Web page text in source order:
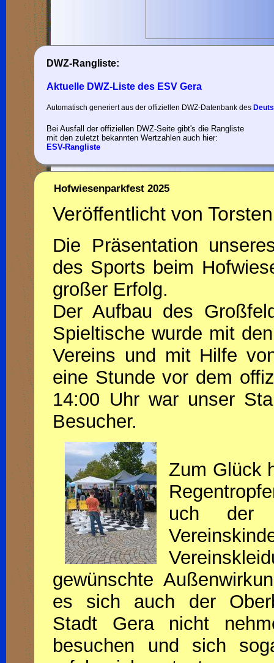
DWZ-Rangliste:
Aktuelle DWZ-Liste des ESV Gera
Automatisch generiert aus der offiziellen DWZ-Datenbank des
Bei Ausfall der offiziellen DWZ-Seite gibt's die Rangliste
mit den zuletzt bekannten Wertzahlen auch hier:
ESV-Rangliste
Hofwiesenparkfest 2025
Veröffentlicht von Torsten
Die Präsentation
des Sports beim
großer Erfolg.
Der Aufbau des
Spieltische wurde mit
Vereins und mit Hilfe
eine Stunde vor dem
14:00 Uhr war unser
Besucher.
Zum Glück
uch der
gewünschte
es sich auch der
Stadt Gera nicht
besuchen und sich